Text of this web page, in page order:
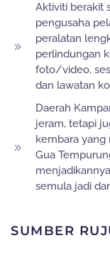
Aktiviti berakit
pengusaha
peralatan
perlindungan
foto/video,
dan lawatan
Daerah
jeram, tetapi
kembara yang
Gua
semula jadi
SUMBER